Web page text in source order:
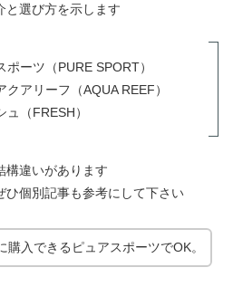
と選び方を示します
ーツ（PURE SPORT）
アリーフ（AQUA REEF）
（FRESH）
構違いがあります
ひ個別記事も参考にして下さい
購入できるピュアスポーツでOK。